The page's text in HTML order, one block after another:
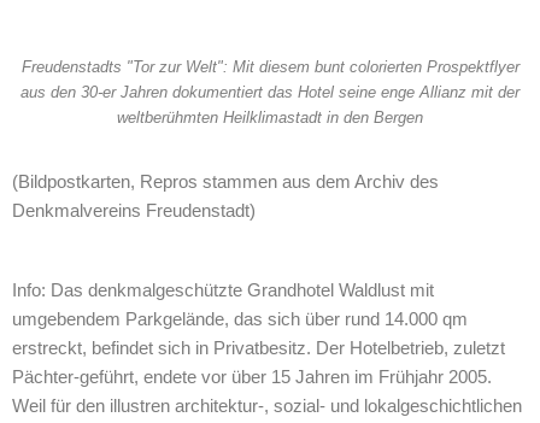
Freudenstadts "Tor zur Welt": Mit diesem bunt colorierten Prospektflyer
aus den 30-er Jahren dokumentiert das Hotel seine enge Allianz mit der
weltberühmten Heilklimastadt in den Bergen
(Bildpostkarten, Repros stammen aus dem Archiv des
Denkmalvereins Freudenstadt)
Info: Das denkmalgeschützte Grandhotel Waldlust mit
umgebendem Parkgelände, das sich über rund 14.000 qm
erstreckt, befindet sich in Privatbesitz. Der Hotelbetrieb, zuletzt
Pächter-geführt, endete vor über 15 Jahren im Frühjahr 2005.
Weil für den illustren architektur-, sozial- und lokalgeschichtlichen